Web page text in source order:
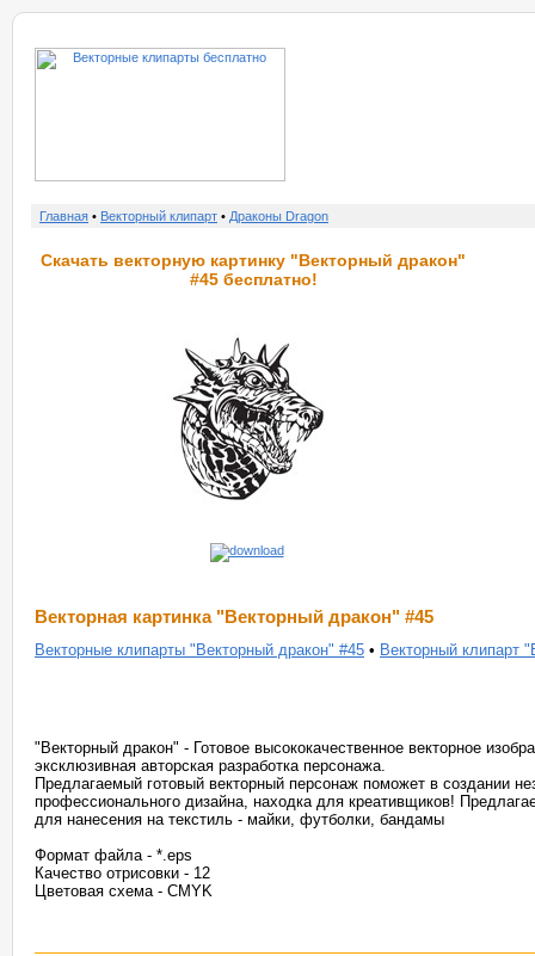
Главная • Векторный клипарт • Драконы Dragon
Скачать векторную картинку "Векторный дракон"
#45 бесплатно!
Векторная картинка "Векторный дракон" #45
Векторные клипарты "Векторный дракон" #45 • Векторный клипарт
"Векторный дракон" - Готовое высококачественное векторное
эксклюзивная авторская разработка персонажа.
Предлагаемый готовый векторный персонаж поможет в создании
профессионального дизайна, находка для креативщиков!
для нанесения на текстиль - майки, футболки, бандамы
Формат файла - *.eps
Качество отрисовки - 12
Цветовая схема - CMYK